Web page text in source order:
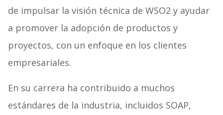
de impulsar la visión técnica de WSO2 y ayudar
a promover la adopción de productos y
proyectos, con un enfoque en los clientes
empresariales.
En su carrera ha contribuido a muchos
estándares de la industria, incluidos SOAP,